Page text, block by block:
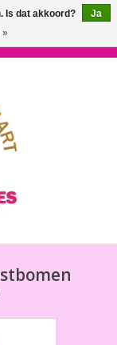
Is dat akkoord?
Ja
»